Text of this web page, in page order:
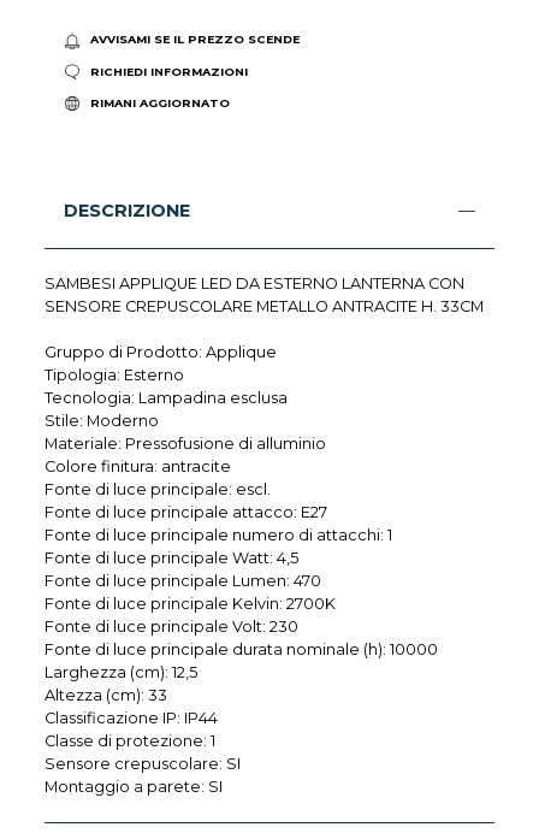
AVVISAMI SE IL PREZZO SCENDE
RICHIEDI INFORMAZIONI
RIMANI AGGIORNATO
DESCRIZIONE
SAMBESI APPLIQUE LED DA ESTERNO LANTERNA CON
SENSORE CREPUSCOLARE METALLO ANTRACITE H. 33CM
Gruppo di Prodotto: Applique
Tipologia: Esterno
Tecnologia: Lampadina esclusa
Stile: Moderno
Materiale: Pressofusione di alluminio
Colore finitura: antracite
Fonte di luce principale: escl.
Fonte di luce principale attacco: E27
Fonte di luce principale numero di attacchi: 1
Fonte di luce principale Watt: 4,5
Fonte di luce principale Lumen: 470
Fonte di luce principale Kelvin: 2700K
Fonte di luce principale Volt: 230
Fonte di luce principale durata nominale (h): 10000
Larghezza (cm): 12,5
Altezza (cm): 33
Classificazione IP: IP44
Classe di protezione: 1
Sensore crepuscolare: SI
Montaggio a parete: SI